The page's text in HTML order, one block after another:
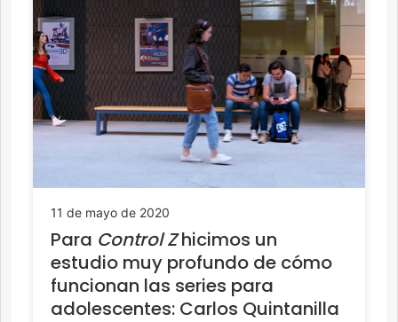
11 de mayo de 2020
Para Control Zhicimos un
estudio muy profundo de cómo
funcionan las series para
adolescentes: Carlos Quintanilla